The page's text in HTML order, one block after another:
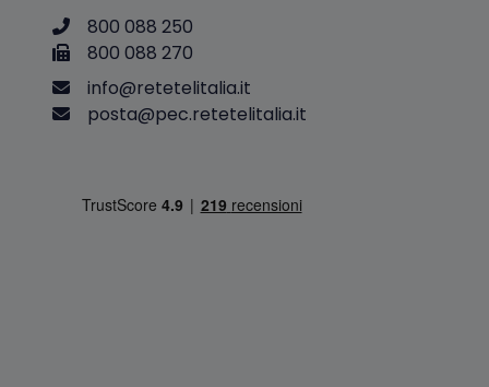
800 088 250
800 088 270
info@retetelitalia.it
posta@pec.retetelitalia.it